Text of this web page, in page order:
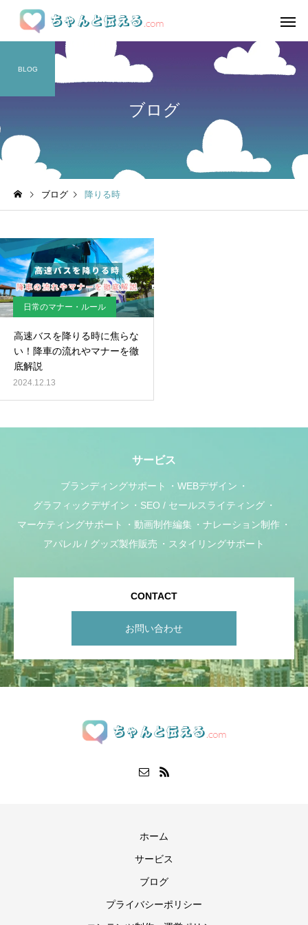
ブログ
BLOG
ブログ 降りる時
日常のマナー・ルール
高速バスを降りる時に焦らな
い！降車の流れやマナーを徹
底解説
2024.12.13
サービス
ブランディングサポート
WEBデザイン
グラフィックデザイン
SEO / セールスライティング
マーケティングサポート
動画制作編集
ナレーション制作
アパレル / グッズ製作販売
スタイリングサポート
CONTACT
お問い合わせ
ホーム
サービス
ブログ
プライバシーポリシー